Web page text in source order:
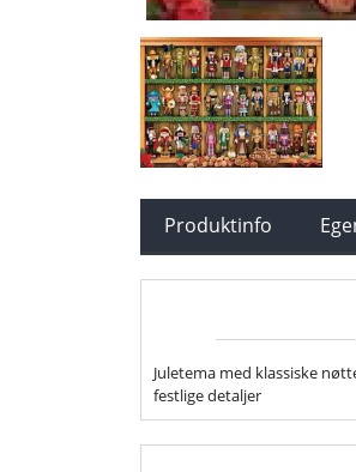
Produktinfo
Juletema med klassiske
festlige detaljer